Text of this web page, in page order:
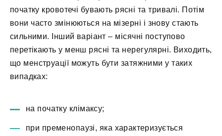
початку кровотечі бувають рясні та тривалі. Потім
вони часто змінюються на мізерні і знову стають
сильними. Інший варіант – місячні поступово
перетікають у менш рясні та нерегулярні. Виходить,
що менструації можуть бути затяжними у таких
випадках:
на початку клімаксу;
при пременопаузі, яка характеризується